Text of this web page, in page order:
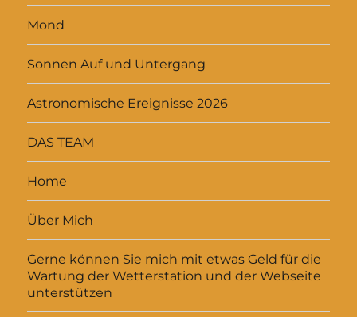
Mond
Sonnen Auf und Untergang
Astronomische Ereignisse 2026
DAS TEAM
Home
Über Mich
Gerne können Sie mich mit etwas Geld für die
Wartung der Wetterstation und der Webseite
unterstützen